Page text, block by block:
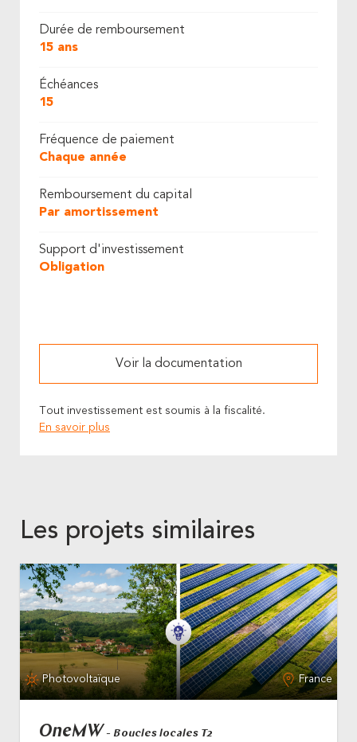
Durée de remboursement
15 ans
Échéances
15
Fréquence de paiement
Chaque année
Remboursement du capital
Par amortissement
Support d'investissement
Obligation
Voir la documentation
Tout investissement est soumis à la fiscalité.
En savoir plus
Les projets similaires
Photovoltaïque France
OneMW - Boucles locales T2